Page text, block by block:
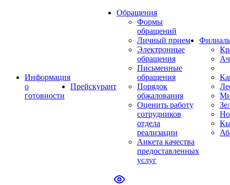
Информация
о
готовности
Прейскурант
Обращения
Формы
обращений
Личный прием
Электронные
обращения
Письменные
обращения
Порядок
обжалования
Оценить работу
сотрудников
отдела
реализации
Анкета качества
предоставленных
услуг